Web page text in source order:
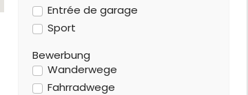
Entrée de garage
Sport
Bewerbung
Wanderwege
Fahrradwege